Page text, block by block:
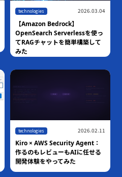
technologies 2026.03.04
【Amazon Bedrock】
OpenSearch Serverlessを使っ
てRAGチャットを簡単構築して
みた
technologies 2026.02.11
Kiro × AWS Security Agent：
作るのもレビューもAIに任せる
開発体験をやってみた